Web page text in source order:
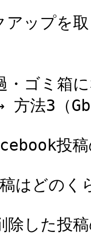
ップを
ゴミ箱に
方法3（
投
した投稿